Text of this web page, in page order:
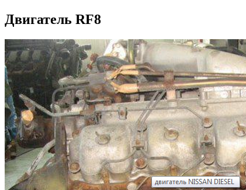
Двигатель RF8